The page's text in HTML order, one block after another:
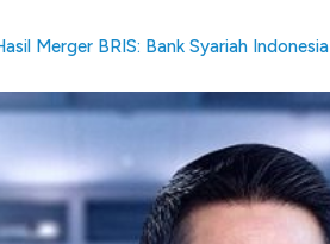
Merger BRIS: Bank Syariah Indonesia